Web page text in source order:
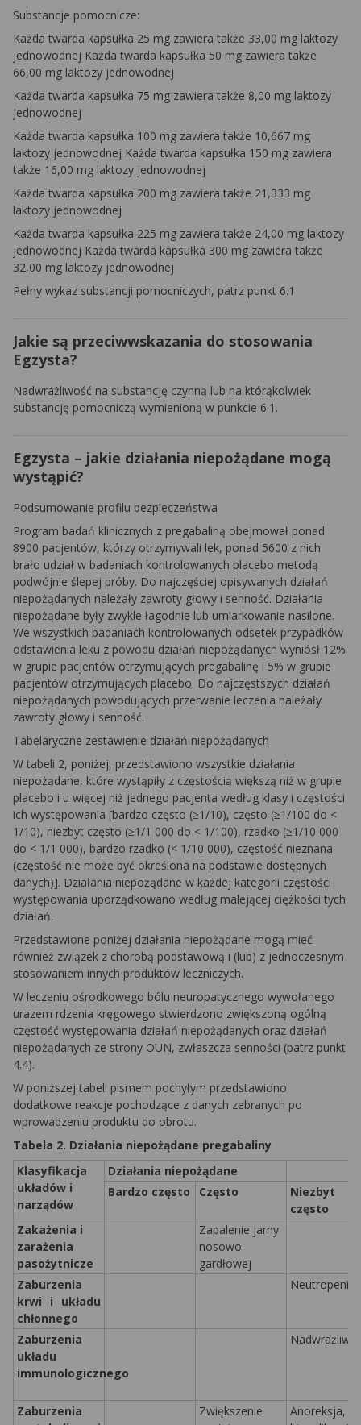
Substancje pomocnicze:
Każda twarda kapsułka 25 mg zawiera także 33,00 mg laktozy
jednowodnej Każda twarda kapsułka 50 mg zawiera także
66,00 mg laktozy jednowodnej
Każda twarda kapsułka 75 mg zawiera także 8,00 mg laktozy
jednowodnej
Każda twarda kapsułka 100 mg zawiera także 10,667 mg
laktozy jednowodnej Każda twarda kapsułka 150 mg zawiera
także 16,00 mg laktozy jednowodnej
Każda twarda kapsułka 200 mg zawiera także 21,333 mg
laktozy jednowodnej
Każda twarda kapsułka 225 mg zawiera także 24,00 mg laktozy
jednowodnej Każda twarda kapsułka 300 mg zawiera także
32,00 mg laktozy jednowodnej
Pełny wykaz substancji pomocniczych, patrz punkt 6.1
Jakie są przeciwwskazania do stosowania
Egzysta?
Nadwrażliwość na substancję czynną lub na którąkolwiek
substancję pomocniczą wymienioną w punkcie 6.1.
Egzysta – jakie działania niepożądane mogą
wystąpić?
Podsumowanie profilu bezpieczeństwa
Program badań klinicznych z pregabaliną obejmował ponad
8900 pacjentów, którzy otrzymywali lek, ponad 5600 z nich
brało udział w badaniach kontrolowanych placebo metodą
podwójnie ślepej próby. Do najczęściej opisywanych działań
niepożądanych należały zawroty głowy i senność. Działania
niepożądane były zwykle łagodnie lub umiarkowanie nasilone.
We wszystkich badaniach kontrolowanych odsetek przypadków
odstawienia leku z powodu działań niepożądanych wyniósł 12%
w grupie pacjentów otrzymujących pregabalinę i 5% w grupie
pacjentów otrzymujących placebo. Do najczęstszych działań
niepożądanych powodujących przerwanie leczenia należały
zawroty głowy i senność.
Tabelaryczne zestawienie działań niepożądanych
W tabeli 2, poniżej, przedstawiono wszystkie działania
niepożądane, które wystąpiły z częstością większą niż w grupie
placebo i u więcej niż jednego pacjenta według klasy i częstości
ich występowania [bardzo często (≥1/10), często (≥1/100 do <
1/10), niezbyt często (≥1/1 000 do < 1/100), rzadko (≥1/10 000
do < 1/1 000), bardzo rzadko (< 1/10 000), częstość nieznana
(częstość nie może być określona na podstawie dostępnych
danych)]. Działania niepożądane w każdej kategorii częstości
występowania uporządkowano według malejącej ciężkości tych
działań.
Przedstawione poniżej działania niepożądane mogą mieć
również związek z chorobą podstawową i (lub) z jednoczesnym
stosowaniem innych produktów leczniczych.
W leczeniu ośrodkowego bólu neuropatycznego wywołanego
urazem rdzenia kręgowego stwierdzono zwiększoną ogólną
częstość występowania działań niepożądanych oraz działań
niepożądanych ze strony OUN, zwłaszcza senności (patrz punkt
4.4).
W poniższej tabeli pismem pochyłym przedstawiono
dodatkowe reakcje pochodzące z danych zebranych po
wprowadzeniu produktu do obrotu.
Tabela 2. Działania niepożądane pregabaliny
Klasyfikacja
układów i
narządów
Działania niepożądane
Bardzo często
Często
Niezbyt
często
Zakażenia i
zarażenia
pasożytnicze
Zapalenie jamy
nosowo-
gardłowej
Zaburzenia
krwi i układu
chłonnego
Neutropenia
Zaburzenia
układu
immunologicznego
Zaburzenia
Zwiększenie
Anoreksja,